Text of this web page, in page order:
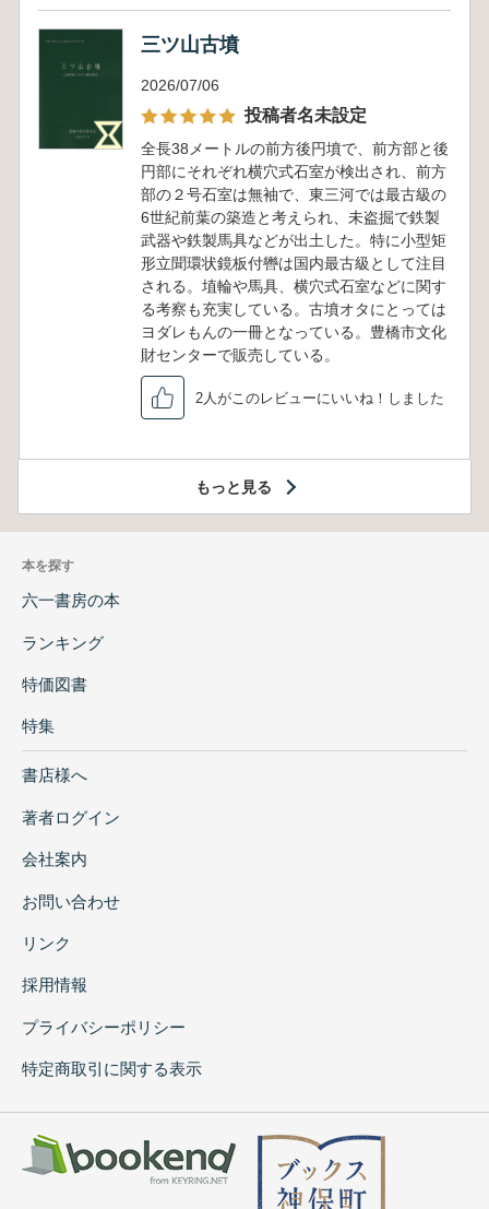
三ツ山古墳
2026/07/06
投稿者名未設定
全長38メートルの前方後円墳で、前方部と後
円部にそれぞれ横穴式石室が検出され、前方
部の２号石室は無袖で、東三河では最古級の
6世紀前葉の築造と考えられ、未盗掘で鉄製
武器や鉄製馬具などが出土した。特に小型矩
形立聞環状鏡板付轡は国内最古級として注目
される。埴輪や馬具、横穴式石室などに関す
る考察も充実している。古墳オタにとっては
ヨダレもんの一冊となっている。豊橋市文化
財センターで販売している。
2人がこのレビューにいいね！しました
もっと見る
本を探す
六一書房の本
ランキング
特価図書
特集
書店様へ
著者ログイン
会社案内
お問い合わせ
リンク
採用情報
プライバシーポリシー
特定商取引に関する表示